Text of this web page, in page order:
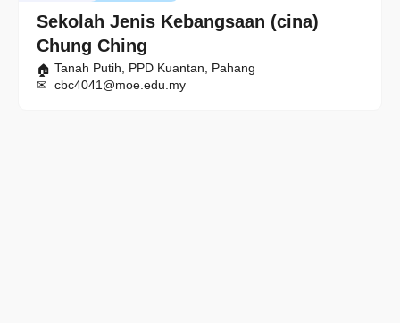
Sekolah Jenis Kebangsaan (cina)
Chung Ching
Tanah Putih, PPD Kuantan, Pahang
cbc4041@moe.edu.my